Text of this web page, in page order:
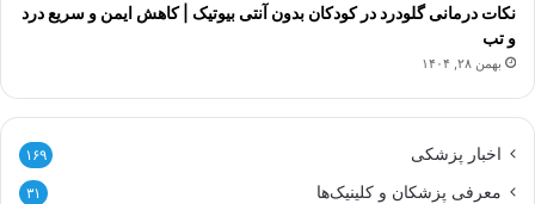
نکات درمانی گلودرد در کودکان بدون آنتی بیوتیک | کاهش ایمن و سریع درد
و تب
بهمن ۲۸, ۱۴۰۴
اخبار پزشکی ۱۶۹
معرفی پزشکان و کلینیک‌ها ۳۱